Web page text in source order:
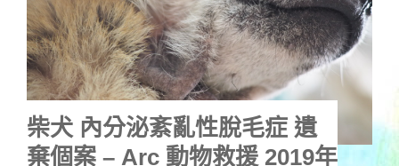
柴犬 內分泌紊亂性脫毛症 遺
棄個案 – Arc 動物救援 2019年